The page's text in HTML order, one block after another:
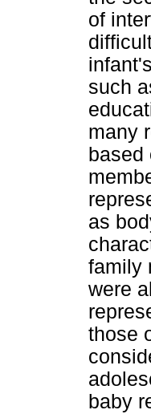
of
such
many
based
as
family
were
those
baby